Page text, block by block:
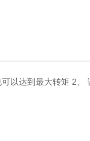
以达到最大转矩 2